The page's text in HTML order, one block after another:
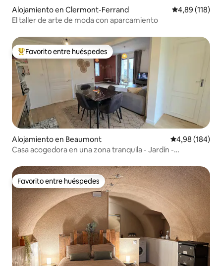
Alojamiento en Clermont-Ferrand Calificación
4,89 (118)
El taller de arte de moda con aparcamiento
Favorito entre los huéspedes más destacados
Favorito entre huéspedes
Alojamiento en Beaumont Calificación
4,98 (184)
Casa acogedora en una zona tranquila - Jardín -
Favorito entre huéspedes
Favorito entre huéspedes